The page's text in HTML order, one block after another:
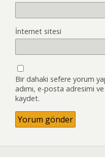
İnternet sitesi
Bir dahaki sefere yorum
adımı, e-posta adresimi
kaydet.